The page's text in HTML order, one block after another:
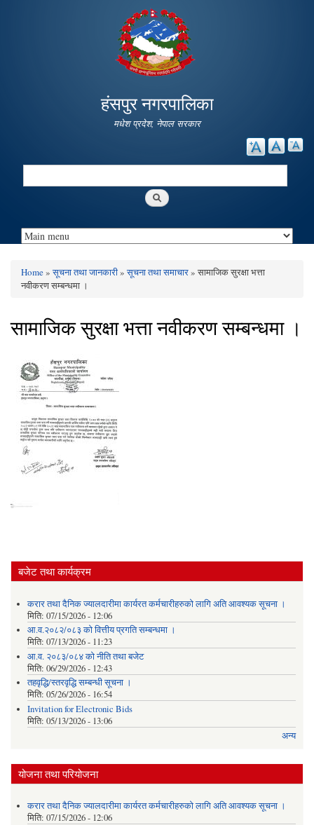
main
content
हंसपुर नगरपालिका
मधेश प्रदेश, नेपाल सरकार
Search
You are here
Home»सूचना तथा जानकारी»सूचना तथा समाचार» सामाजिक सुरक्षा भत्ता
नवीकरण सम्बन्धमा ।
सामाजिक सुरक्षा भत्ता नवीकरण सम्बन्धमा ।
बजेट तथा कार्यक्रम
करार तथा दैनिक ज्यालदारीमा कार्यरत कर्मचारीहरुको लागि अति आवश्यक सूचना ।
मिति: 07/15/2026 - 12:06
आ.व.२०८२/०८३ को वित्तीय प्रगति सम्बन्धमा ।
मिति: 07/13/2026 - 11:23
आ.व. २०८३/०८४ को नीति तथा बजेट
मिति: 06/29/2026 - 12:43
तहवृद्धि/स्तरवृद्धि सम्बन्धी सूचना ।
मिति: 05/26/2026 - 16:54
Invitation for Electronic Bids
मिति: 05/13/2026 - 13:06
अन्य
योजना तथा परियोजना
करार तथा दैनिक ज्यालदारीमा कार्यरत कर्मचारीहरुको लागि अति आवश्यक सूचना ।
मिति: 07/15/2026 - 12:06